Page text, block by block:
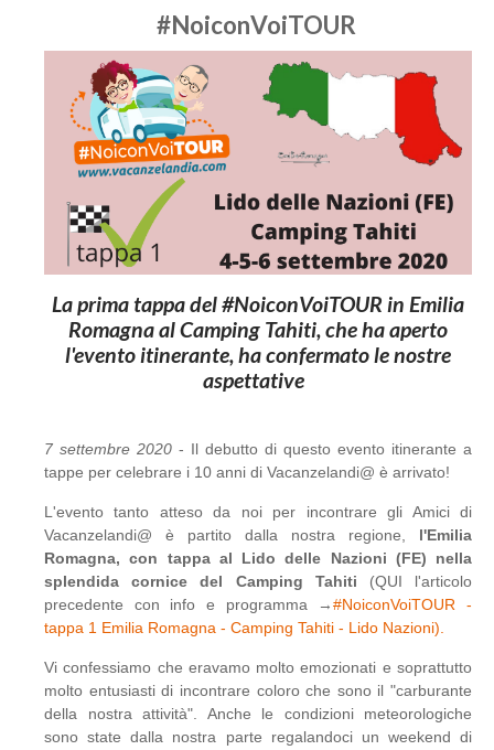
#NoiconVoiTOUR
La prima tappa del #NoiconVoiTOUR in Emilia
Romagna al Camping Tahiti, che ha aperto
l'evento itinerante, ha confermato le nostre
aspettative
7 settembre 2020 - Il debutto di questo evento itinerante a
tappe per celebrare i 10 anni di Vacanzelandi@ è arrivato!
L'evento tanto atteso da noi per incontrare gli Amici di
Vacanzelandi@ è partito dalla nostra regione,
l'Emilia
Romagna, con tappa al Lido delle Nazioni (FE) nella
splendida cornice del Camping Tahiti (QUI l'articolo
precedente con info e programma →#NoiconVoiTOUR -
tappa 1 Emilia Romagna - Camping Tahiti - Lido Nazioni).
Vi confessiamo che eravamo molto emozionati e soprattutto
molto entusiasti di incontrare coloro che sono il "carburante
della nostra attività". Anche le condizioni meteorologiche
sono state dalla nostra parte regalandoci un weekend di